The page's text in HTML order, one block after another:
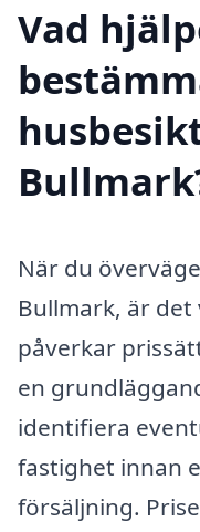
Vad
När du
Bullmark, är
påverkar
en
identifiera
fastighet innan
försäljning.